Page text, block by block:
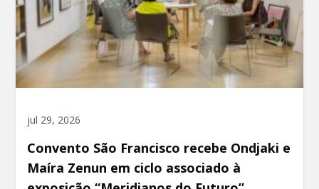
jul 29, 2026
Convento São Francisco recebe Ondjaki e
Maíra Zenun em ciclo associado à